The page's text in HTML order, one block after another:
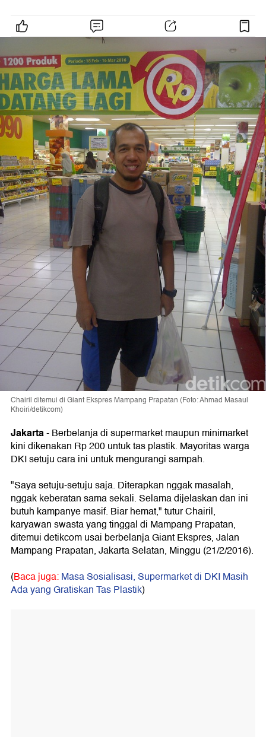
Chairil ditemui di Giant Ekspres Mampang Prapatan (Foto: Ahmad Masaul
Khoiri/detikcom)
Jakarta- Berbelanja di supermarket maupun minimarket
kini dikenakan Rp 200 untuk tas plastik. Mayoritas warga
DKI setuju cara ini untuk mengurangi sampah.
"Saya setuju-setuju saja. Diterapkan nggak masalah,
nggak keberatan sama sekali. Selama dijelaskan dan ini
butuh kampanye masif. Biar hemat," tutur Chairil,
karyawan swasta yang tinggal di Mampang Prapatan,
ditemui detikcom usai berbelanja Giant Ekspres, Jalan
Mampang Prapatan, Jakarta Selatan, Minggu (21/2/2016).
(Baca juga:Masa Sosialisasi, Supermarket di DKI Masih
Ada yang Gratiskan Tas Plastik)